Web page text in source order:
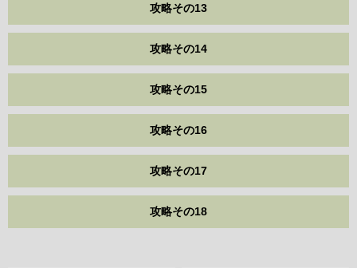
攻略その13
攻略その14
攻略その15
攻略その16
攻略その17
攻略その18